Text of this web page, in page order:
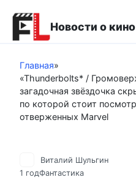
контенту
Новости о кино
Главная»
«Thunderbolts* /
загадочная звёздочка
по которой стоит
отверженных Marvel
Виталий Шульгин
1 годФантастика